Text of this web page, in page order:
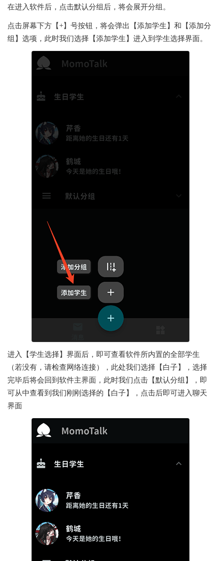
在进入软件后，点击默认分组后，将会展开分组。
点击屏幕下方【+】号按钮，将会弹出【添加学生】和【添加分
组】选项，此时我们选择【添加学生】进入到学生选择界面。
进入【学生选择】界面后，即可查看软件所内置的全部学生
（若没有，请检查网络连接），此处我们选择【白子】，选择
完毕后将会回到软件主界面，此时我们点击【默认分组】，即
可从中查看到我们刚刚选择的【白子】，点击后即可进入聊天
界面